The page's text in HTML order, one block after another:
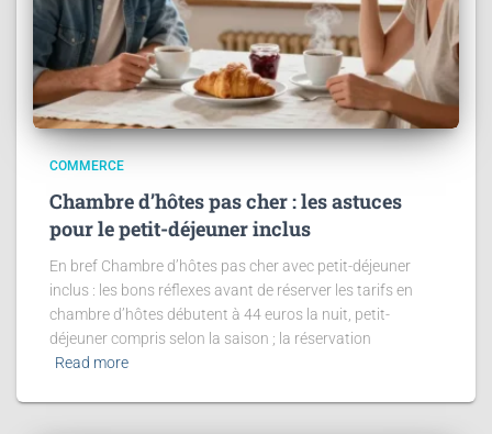
COMMERCE
Chambre d’hôtes pas cher : les astuces
pour le petit-déjeuner inclus
En bref Chambre d’hôtes pas cher avec petit-déjeuner
inclus : les bons réflexes avant de réserver les tarifs en
chambre d’hôtes débutent à 44 euros la nuit, petit-
déjeuner compris selon la saison ; la réservation
Read more